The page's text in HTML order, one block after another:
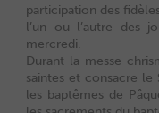
participation des
l’un ou l’autre des
mercredi.
Durant la messe
saintes et consacre le
les baptêmes de